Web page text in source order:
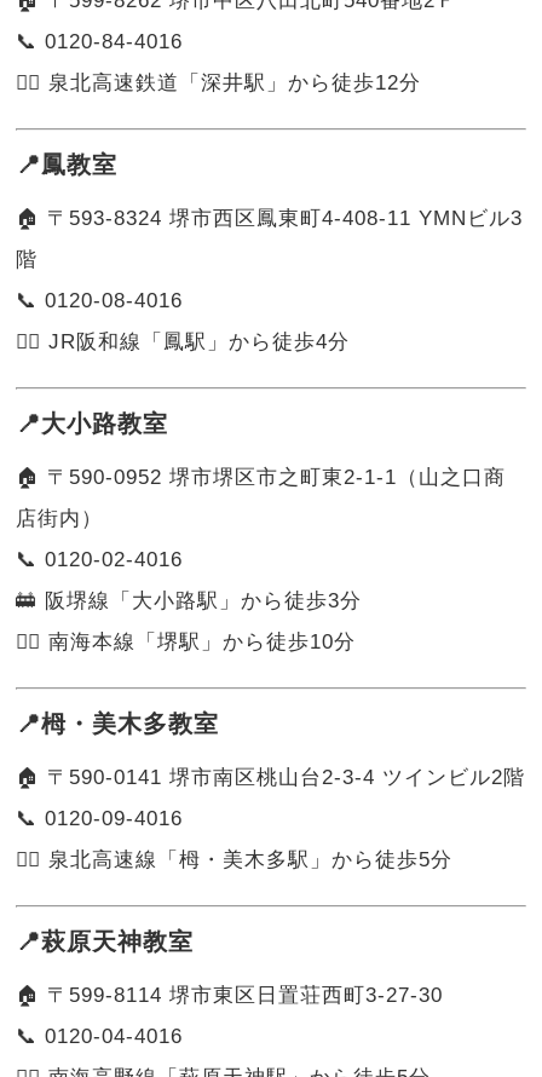
📞 0120-84-4016
🚶‍♂️ 泉北高速鉄道「深井駅」から徒歩12分
📍鳳教室
🏠 〒593-8324 堺市西区鳳東町4-408-11 YMNビル3
階
📞 0120-08-4016
🚶‍♀️ JR阪和線「鳳駅」から徒歩4分
📍大小路教室
🏠 〒590-0952 堺市堺区市之町東2-1-1（山之口商
店街内）
📞 0120-02-4016
🚋 阪堺線「大小路駅」から徒歩3分
🚶‍♂️ 南海本線「堺駅」から徒歩10分
📍栂・美木多教室
🏠 〒590-0141 堺市南区桃山台2-3-4 ツインビル2階
📞 0120-09-4016
🚶‍♂️ 泉北高速線「栂・美木多駅」から徒歩5分
📍萩原天神教室
🏠 〒599-8114 堺市東区日置荘西町3-27-30
📞 0120-04-4016